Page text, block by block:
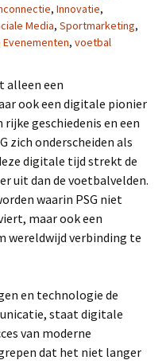
, Innovatie,
Media, Sportmarketing,
Evenementen, voetbal
alleen een
ook een digitale pionier
geschiedenis en een
zich onderscheiden als
digitale tijd strekt de
uit dan de voetbalvelden.
waarin PSG niet
maar ook een
wereldwijd verbinding te
en technologie de
staat digitale
van moderne
dat het niet langer